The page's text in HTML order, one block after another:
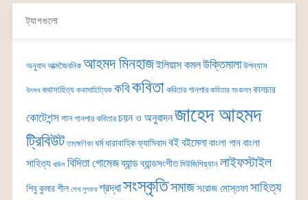
ট্যাগগুলো
অনুবাদ আত্মজৈবনিক আহমদ মিনহাজইলিয়াস কমলউক্তিমালা উপন্যাস
উৎসব কথাসাহিত্য কথাসাহিত্যিক কবিকবিতা কবিতার গানপার কবিতার সংকলন কালচার
কোটেশন্সগান গানপার কবিতার চয়ন ও অনুবাদনজাহেদ আহমদ
ট্রিবিউট তাৎক্ষণিকা ধর্ম ধারাবাহিকফ্যাসিবাদবইবইমেলাবাংলা গানবাংলা
সাহিত্য বাউল বিদিতা গোমেজব্যান্ডব্যান্ডসংগীত মিউজিশিয়্যান লাইফস্টাইল
শিবু কুমার শীল শেখ লুৎফর শ্রদ্ধাসংস্কৃতিসমাজসরোজ মোস্তফাসাহিত্য